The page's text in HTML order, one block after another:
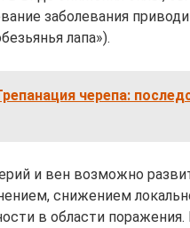
заболевания
лапа»).
черепа:
и вен возможно
снижением
в области